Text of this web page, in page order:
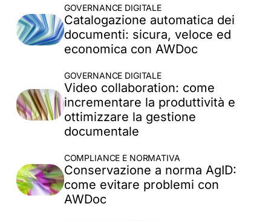
GOVERNANCE DIGITALE
Catalogazione automatica dei
documenti: sicura, veloce ed
economica con AWDoc​
GOVERNANCE DIGITALE
Video collaboration: come
incrementare la produttività e
ottimizzare la gestione
documentale
COMPLIANCE E NORMATIVA
Conservazione a norma AgID:
come evitare problemi con
AWDoc
FAQ
Approfondimenti
Aggiornamenti
Governance Digitale
Gestione CDA